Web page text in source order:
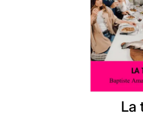
La